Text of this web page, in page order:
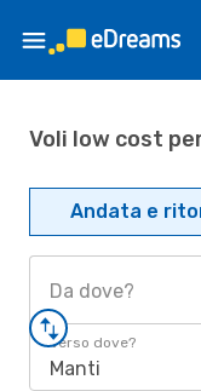
Voli low cost
Andata e
Da dove?
Verso dove?
Manti